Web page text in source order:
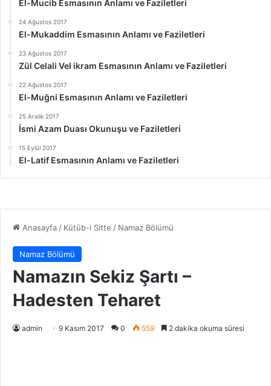
El-Mucib Esmasının Anlamı ve Faziletleri
24 Ağustos 2017
El-Mukaddim Esmasının Anlamı ve Faziletleri
23 Ağustos 2017
Zül Celali Vel ikram Esmasının Anlamı ve Faziletleri
22 Ağustos 2017
El-Muğni Esmasının Anlamı ve Faziletleri
25 Aralık 2017
İsmi Azam Duası Okunuşu ve Faziletleri
15 Eylül 2017
El-Latif Esmasının Anlamı ve Faziletleri